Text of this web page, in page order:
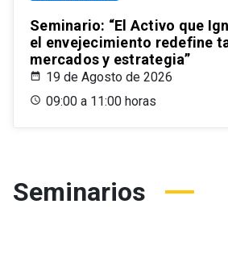
Seminario: “El Activo que
el envejecimiento redefine
mercados y estrategia”
19 de Agosto de 2026
09:00 a 11:00 horas
Seminarios